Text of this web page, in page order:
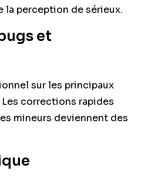
perception de sérieux.
et
sur les principaux
corrections rapides
mineurs deviennent des